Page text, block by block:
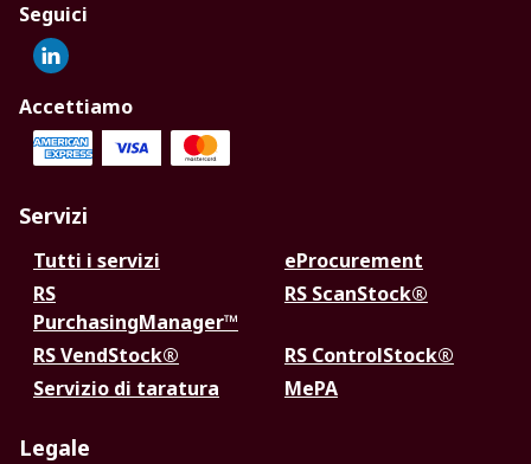
Seguici
Accettiamo
Servizi
Tutti i servizi
eProcurement
RS
PurchasingManager™
RS ScanStock®
RS VendStock®
RS ControlStock®
Servizio di taratura
MePA
Legale